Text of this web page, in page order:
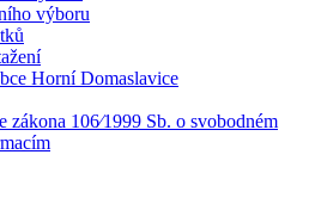
výboru
Horní Domaslavice
zákona 106⁄1999 Sb. o svobodném